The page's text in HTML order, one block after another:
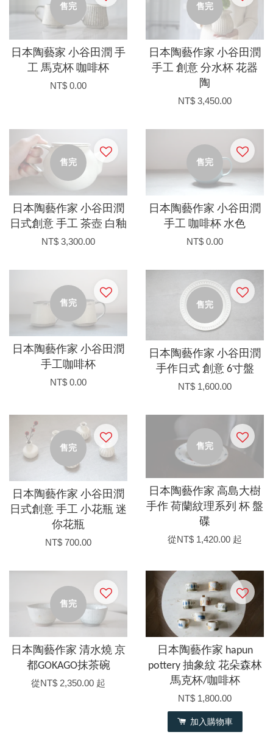
售完
日本陶藝家 小谷田潤 手
工 馬克杯 咖啡杯
NT$ 0.00
售完
日本陶藝作家 小谷田潤
手工 創意 分水杯 花器
陶
NT$ 3,450.00
售完
日本陶藝作家 小谷田潤
日式創意 手工 茶壺 白釉
NT$ 3,300.00
售完
日本陶藝作家 小谷田潤
手工 咖啡杯 水色
NT$ 0.00
售完
日本陶藝作家 小谷田潤
手工咖啡杯
NT$ 0.00
售完
日本陶藝作家 小谷田潤
手作日式 創意 6寸盤
NT$ 1,600.00
售完
日本陶藝作家 小谷田潤
日式創意 手工 小花瓶 迷
你花瓶
NT$ 700.00
售完
日本陶藝作家 高島大樹
手作 荷蘭紋理系列 杯 盤
碟
從NT$ 1,420.00 起
售完
日本陶藝作家 清水燒 京
都GOKAGO抹茶碗
從NT$ 2,350.00 起
日本陶藝作家 hapun
pottery 抽象紋 花朵森林
馬克杯/咖啡杯
NT$ 1,800.00
加入購物車